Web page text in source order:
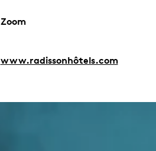
Zoom
www.radissonhôtels.com